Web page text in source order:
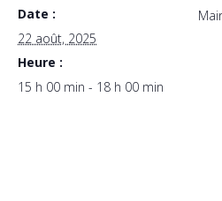
Date :
22 août, 2025
Heure :
15 h 00 min - 18 h 00 min